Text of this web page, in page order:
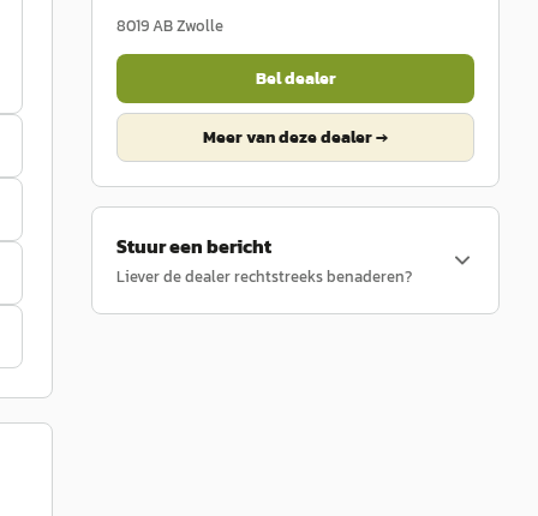
8019 ABZwolle
Bel dealer
Meer van deze dealer →
Stuur een bericht
Liever de dealer rechtstreeks benaderen?